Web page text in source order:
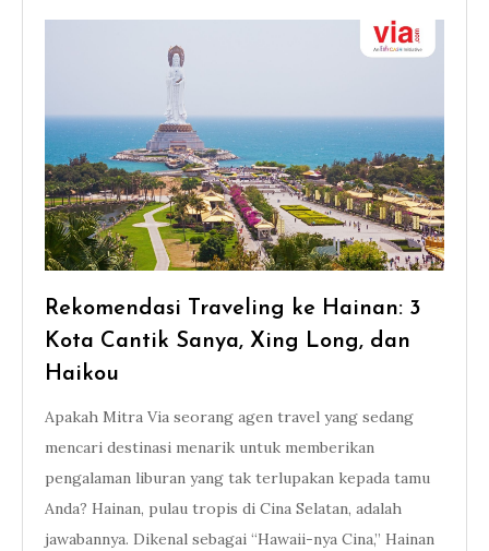
Rekomendasi Traveling ke Hainan: 3
Kota Cantik Sanya, Xing Long, dan
Haikou
Apakah Mitra Via seorang agen travel yang sedang
mencari destinasi menarik untuk memberikan
pengalaman liburan yang tak terlupakan kepada tamu
Anda? Hainan, pulau tropis di Cina Selatan, adalah
jawabannya. Dikenal sebagai “Hawaii-nya Cina,” Hainan